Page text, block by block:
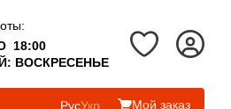
18:00
ВОСКРЕСЕНЬЕ
РусУкр Мой заказ